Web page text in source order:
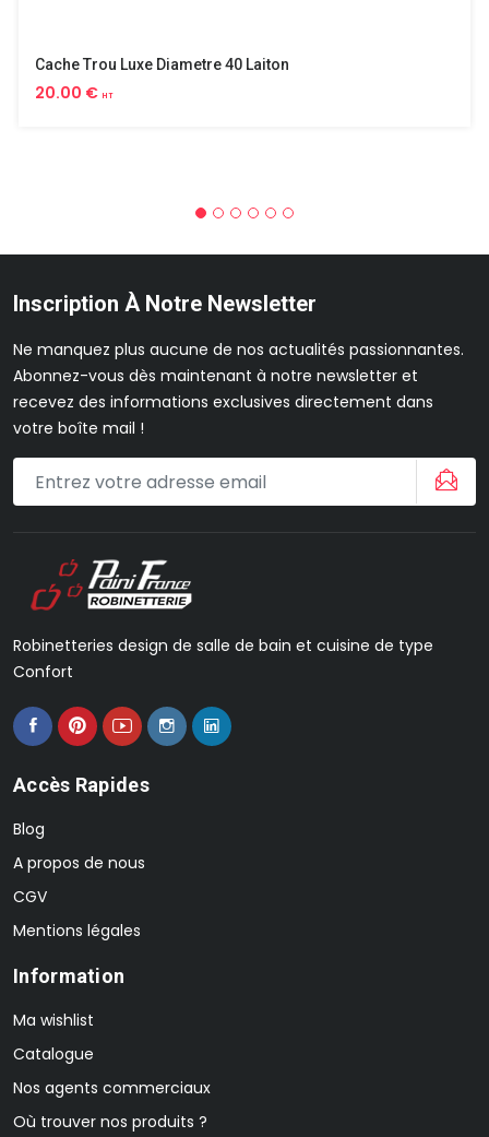
Cache Trou Luxe Diametre 40 Laiton
20.00 € HT
Inscription À Notre Newsletter
Ne manquez plus aucune de nos actualités passionnantes.
Abonnez-vous dès maintenant à notre newsletter et
recevez des informations exclusives directement dans
votre boîte mail !
Robinetteries design de salle de bain et cuisine de type
Confort
Accès Rapides
Blog
A propos de nous
CGV
Mentions légales
Information
Ma wishlist
Catalogue
Nos agents commerciaux
Où trouver nos produits ?